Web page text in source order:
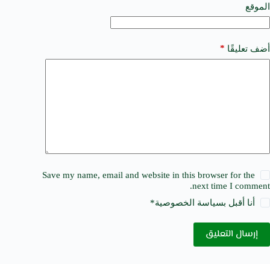
الموقع
أضف تعليقًا *
Save my name, email and website in this browser for the
next time I comment.
أنا أقبل بسياسة الخصوصية*
إرسال التعليق
e
: